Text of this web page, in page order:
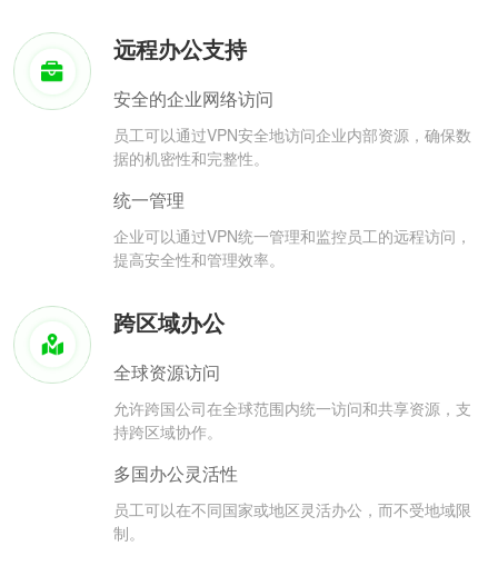
远程办公支持
安全的企业网络访问
员工可以通过VPN安全地访问企业内部资源，确保数
据的机密性和完整性。
统一管理
企业可以通过VPN统一管理和监控员工的远程访问，
提高安全性和管理效率。
跨区域办公
全球资源访问
允许跨国公司在全球范围内统一访问和共享资源，支
持跨区域协作。
多国办公灵活性
员工可以在不同国家或地区灵活办公，而不受地域限
制。